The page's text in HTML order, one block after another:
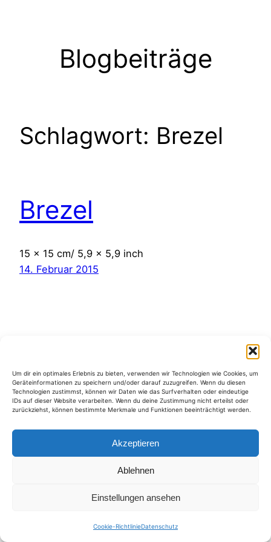
Um dir ein optimales Erlebnis zu bieten, verwenden wir Technologien wie Cookies, um
Geräteinformationen zu speichern und/oder darauf zuzugreifen. Wenn du diesen
Technologien zustimmst, können wir Daten wie das Surfverhalten oder eindeutige
IDs auf dieser Website verarbeiten. Wenn du deine Zustimmung nicht erteilst oder
zurückziehst, können bestimmte Merkmale und Funktionen beeinträchtigt werden.
Akzeptieren
Ablehnen
Einstellungen ansehen
Cookie-RichtlinieDatenschutz
Blogbeiträge
Schlagwort: Brezel
Brezel
15 x 15 cm/ 5,9 x 5,9 inch
14. Februar 2015